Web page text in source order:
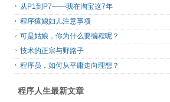
从P1到P7——我在淘宝这7年
程序猿媳妇儿注意事项
可是姑娘，你为什么要编程呢？
技术的正宗与野路子
程序员，如何从平庸走向理想？
程序人生最新文章